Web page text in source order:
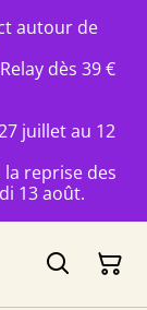
autour de
dès 39 €
juillet au 12
reprise des
13 août.